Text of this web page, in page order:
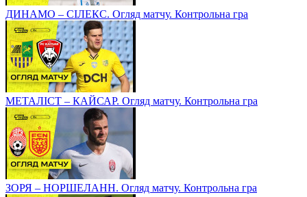
ДИНАМО – СІЛЕКС. Огляд матчу. Контрольна гра
МЕТАЛІСТ – КАЙСАР. Огляд матчу. Контрольна гра
ЗОРЯ – НОРШЕЛАНН. Огляд матчу. Контрольна гра